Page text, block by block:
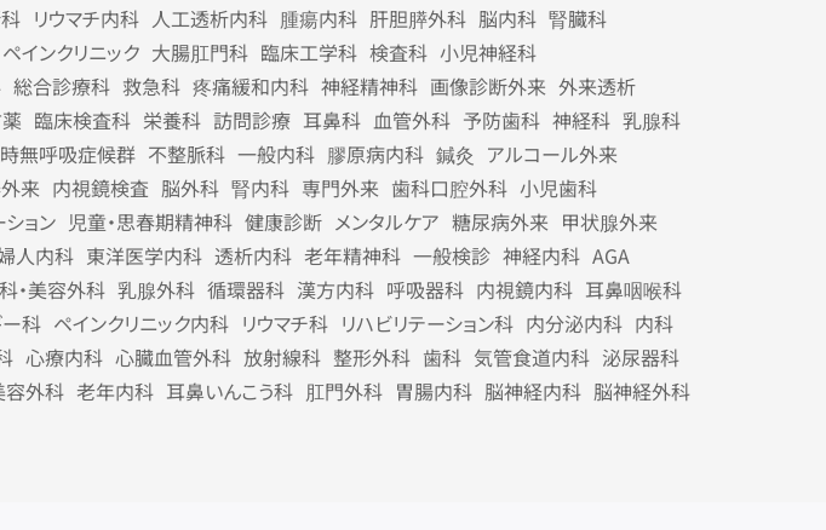
リウマチ内科 人工透析内科 腫瘍内科 肝胆膵外科 脳内科 腎臓科
ペインクリニック 大腸肛門科 臨床工学科 検査科 小児神経科
総合診療科 救急科 疼痛緩和内科 神経精神科 画像診断外来 外来透析
臨床検査科 栄養科 訪問診療 耳鼻科 血管外科 予防歯科 神経科 乳腺科
無呼吸症候群 不整脈科 一般内科 膠原病内科 鍼灸 アルコール外来
来 内視鏡検査 脳外科 腎内科 専門外来 歯科口腔外科 小児歯科
ョン 児童・思春期精神科 健康診断 メンタルケア 糖尿病外来 甲状腺外来
人内科 東洋医学内科 透析内科 老年精神科 一般検診 神経内科 AGA
・美容外科 乳腺外科 循環器科 漢方内科 呼吸器科 内視鏡内科 耳鼻咽喉科
科 ペインクリニック内科 リウマチ科 リハビリテーション科 内分泌内科 内科
心療内科 心臓血管外科 放射線科 整形外科 歯科 気管食道内科 泌尿器科
容外科 老年内科 耳鼻いんこう科 肛門外科 胃腸内科 脳神経内科 脳神経外科